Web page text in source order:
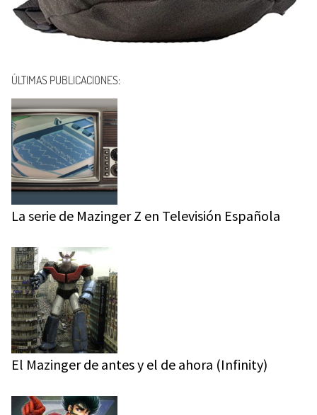
ÚLTIMAS PUBLICACIONES:
La serie de Mazinger Z en Televisión Española
El Mazinger de antes y el de ahora (Infinity)